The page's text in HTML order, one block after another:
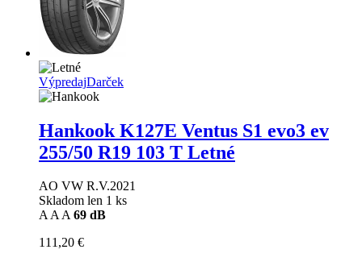
VýpredajDarček
Hankook K127E Ventus S1 evo3 ev
255/50 R19 103 T Letné
AO VW R.V.2021
Skladom len 1 ks
AAA69 dB
111,20 €